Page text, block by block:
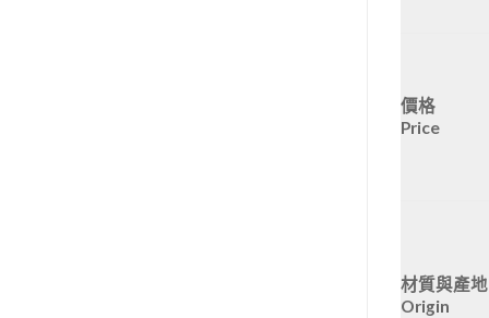
價格
Price
材質與產地
Origin